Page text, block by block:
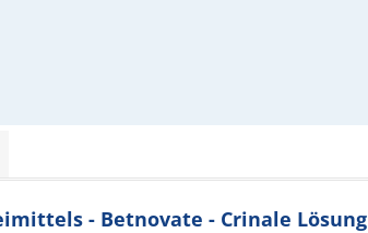
- Betnovate - Crinale Lösung